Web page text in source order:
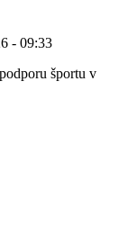
- 09:33
športu v